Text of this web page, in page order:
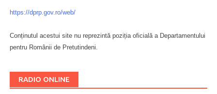
https://dprp.gov.ro/web/
Conținutul acestui site nu reprezintă poziția oficială a Departamentului
pentru Românii de Pretutindeni.
RADIO ONLINE